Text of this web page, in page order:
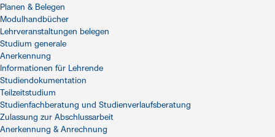
Planen & Belegen
Modulhandbücher
Lehrveranstaltungen belegen
Studium generale
Anerkennung
Informationen für Lehrende
Studiendokumentation
Teilzeitstudium
Studienfachberatung und Studienverlaufsberatung
Zulassung zur Abschlussarbeit
Anerkennung & Anrechnung